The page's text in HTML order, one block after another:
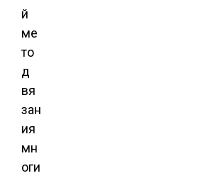
й
ме
то
д
вя
зан
ия
мн
оги